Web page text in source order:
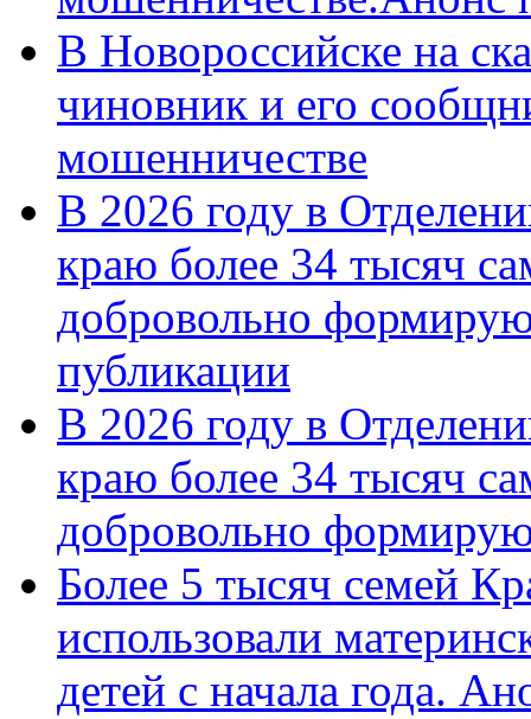
В Новороссийске на
чиновник и его
мошенничестве
В 2026 году в
краю более 34 тысяч
добровольно
публикации
В 2026 году в
краю более 34 тысяч
добровольно
Более 5 тысяч семей
использовали
детей с начала года.